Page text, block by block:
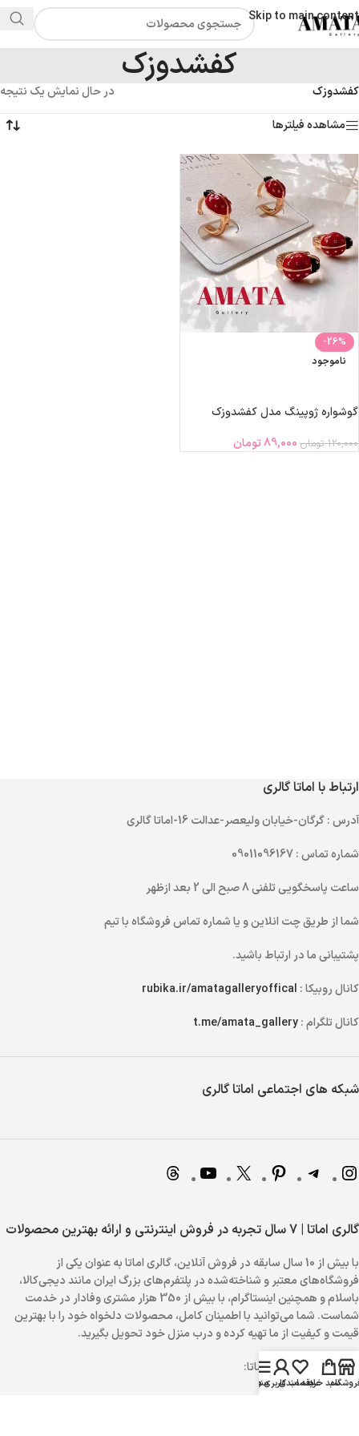
Skip to main contentالان بخر بعدا پرداخت کن (:
کفشدوزک
کفشدوزک
در حال نمایش یک نتیجه
مشاهده فیلترها
-26%
ناموجود
گوشواره ژوپینگ مدل کفشدوزک
120,000 تومان 89,000تومان
ارتباط با اماتا گالری
آدرس: گرگان-خیابان ولیعصر-عدالت 16-اماتا گالری
شماره تماس: 09011096167
ساعت پاسخگویی تلفنی
شما از طریقچت انلاینو یاشماره تماسفروشگاه با تیم
پشتیبانی ما در ارتباط باشید.
کانال روبیکا : rubika.ir/amatagalleryoffical
کانال تلگرام :t.me/amata_gallery
شبکه های اجتماعی اماتا گالری
گالری اماتا | 7 سال تجربه در فروش اینترنتی و ارائه بهترین محصولات
با بیش از 10 سال سابقه در فروش آنلاین، گالری اماتا به عنوان یکی از
فروشگاه‌های معتبر و شناخته‌شده در پلتفرم‌های بزرگ ایران مانند دیجی‌کالا،
باسلام و همچنین اینستاگرام، با بیش از 350 هزار مشتری وفادار در خدمت
شماست. شما می‌توانید با اطمینان کامل، محصولات دلخواه خود را با بهترین
قیمت و کیفیت از ما تهیه کرده و درب منزل خود تحویل بگیرید.
مزایای خرید از گالری اماتا:
سبد خریدعلاقه مندی
حساب کاربری من
منو